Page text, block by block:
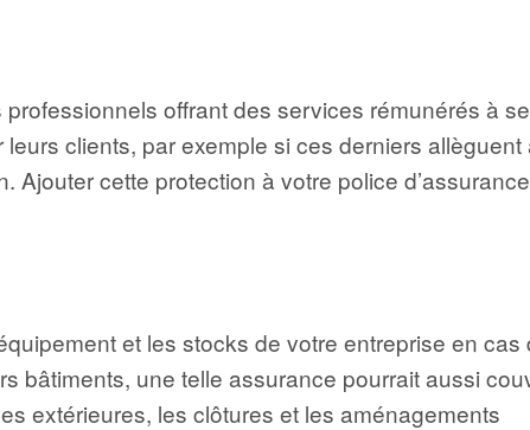
professionnels offrant des services rémunérés à se
clients, par exemple si ces derniers allèguent
cette protection à votre police d’assurance
et les stocks de votre entreprise en cas
bâtiments, une telle assurance pourrait aussi
extérieures, les clôtures et les aménagements